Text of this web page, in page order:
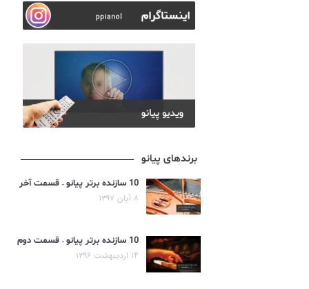
برندهای پیانو
10 سازنده برتر پیانو – قسمت آخر
۸ آبان ۱۳۹۷
10 سازنده برتر پیانو – قسمت دوم
۱۴ اردیبهشت ۱۳۹۶